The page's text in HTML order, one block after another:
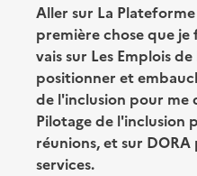
Aller sur La
première chose que je
vais sur Les Emplois
positionner et
de l'inclusion pour me
Pilotage de l'inclusion
réunions, et sur
services.